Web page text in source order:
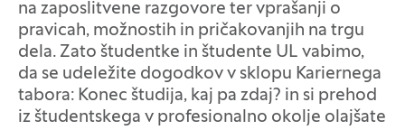
na zaposlitvene razgovore ter vprašanji o
pravicah, možnostih in pričakovanjih na trgu
dela. Zato študentke in študente UL vabimo,
da se udeležite dogodkov v sklopu Kariernega
tabora: Konec študija, kaj pa zdaj? in si prehod
iz študentskega v profesionalno okolje olajšate